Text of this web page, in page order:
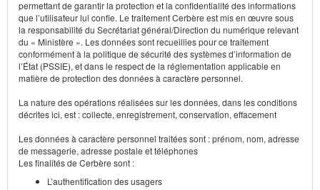
permettant de garantir la protection et la confidentialité des informations
que l’utilisateur lui confie. Le traitement Cerbère est mis en œuvre sous
la responsabilité du Secrétariat général/Direction du numérique relevant
du « Ministère ». Les données sont recueillies pour ce traitement
conformément à la politique de sécurité des systèmes d’information de
l’État (PSSIE), et dans le respect de la réglementation applicable en
matière de protection des données à caractère personnel.
La nature des opérations réalisées sur les données, dans les conditions
décrites ici, est : collecte, enregistrement, conservation, effacement
Les données à caractère personnel traitées sont : prénom, nom, adresse
de messagerie, adresse postale et téléphones
Les finalités de Cerbère sont :
L’authentification des usagers